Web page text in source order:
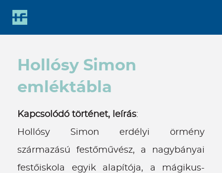
listája
Bejelentkezés:
Hollósy Simon
emléktábla
Kapcsolódó történet, leírás:
Hollósy Simon erdélyi örmény
származású festőművész, a nagybányai
festőiskola egyik alapítója, a mágikus-